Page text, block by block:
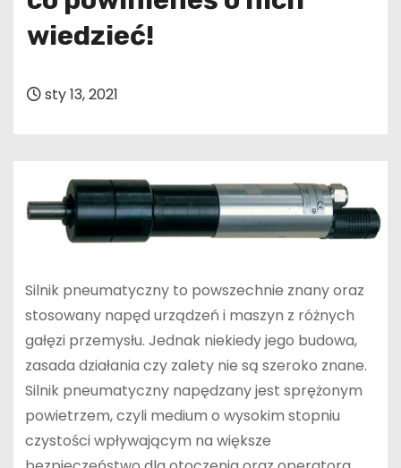
wiedzieć!
sty 13, 2021
Silnik pneumatyczny to powszechnie znany oraz
stosowany napęd urządzeń i maszyn z różnych
gałęzi przemysłu. Jednak niekiedy jego budowa,
zasada działania czy zalety nie są szeroko znane.
Silnik pneumatyczny napędzany jest sprężonym
powietrzem, czyli medium o wysokim stopniu
czystości wpływającym na większe